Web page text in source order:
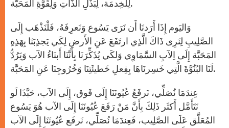
لِلخِدمَة، لِبَذْلِ الذَّاتِ وَلِقُوَّةِ المَحَبَّة.
وَاليَوم إِذَا أَرَدنَا أَن نَرَى يَسُوع وَنَعرِفَهُ، فَلْنَذْهَب إِلَى
الصَّلِيبِ لِنَرِى ذَاكَ الَّذِي ارتَفَعَ عَنِ الأَرضِ لِكَي يَجذِبَنَا بِهَذِهِ
المَحَبَّة إِلَى اِلآبِ السَّمَاوِي وَلكَي يُذَكِّرَنَا بِأَنَّنَا أَبنَاءُ الآب وَيَرُدُّ
لَنَا البُنُوَّةَ الَّتِي خَسِرنَاهَا بِفِعلِ خَطيئَتِنَا وَخُرُوجِنَا عَنِ المَحَبَّة.
عِندَمَا نُصَلِّي، نَرفَعُ عُيُونَنَا إِلَى فَوق، إِلَى الآب، حَبَّذَا لَو
نَتَأَمَّل أَكثَر ذَلِكَ بِأَنَّ مَنْ رَفَعَ عُيُونَنَا إِلَى الآب هُوَ يَسُوع
المُعَلَّق عَلَى الصَّلِيب، فَعِندَمَا نُصَلِّي، نَرفَع عُيُونَنَا إِلَى الآب